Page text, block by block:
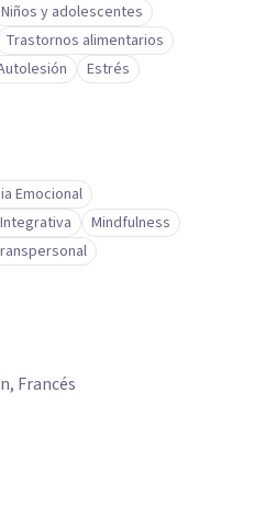
Niños y adolescentes
Trastornos alimentarios
Estrés
Emocional
Mindfulness
Francés